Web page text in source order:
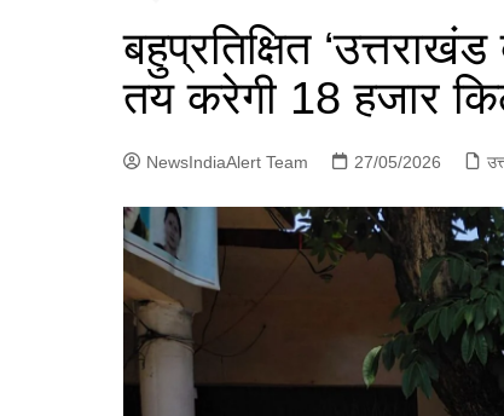
पंजाब
चंडीगढ़
बहुप्रतिक्षित
तय करेगी 18 हजार
NewsIndiaAlert Team 27/05/2026